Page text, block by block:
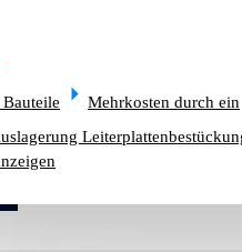
Mehrkosten durch ein